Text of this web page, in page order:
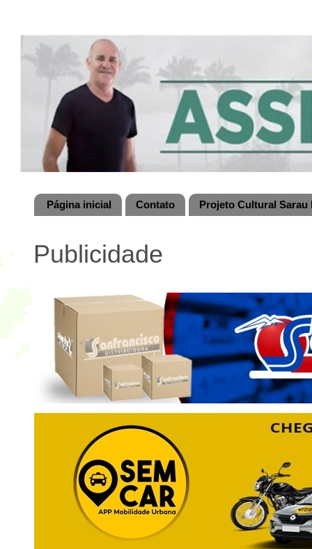
Página inicial Contato Projeto Cultural
Publicidade